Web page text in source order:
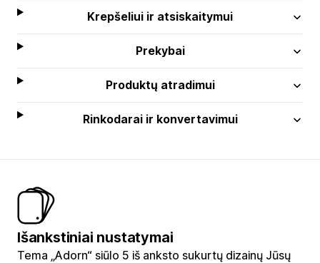
Krepšeliui ir atsiskaitymui
Prekybai
Produktų atradimui
Rinkodarai ir konvertavimui
Išankstiniai nustatymai
Tema „Adorn“ siūlo 5 iš anksto sukurtų dizainų Jūsų